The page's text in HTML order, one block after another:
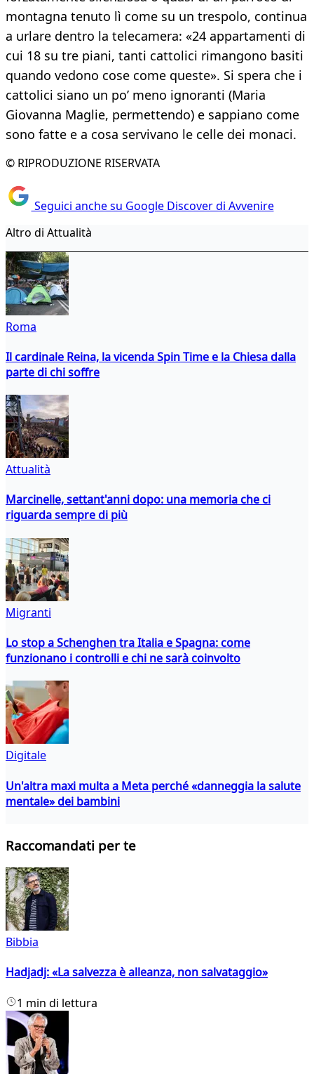
montagna tenuto lì come su un trespolo, continua
a urlare dentro la telecamera: «24 appartamenti di
cui 18 su tre piani, tanti cattolici rimangono basiti
quando vedono cose come queste». Si spera che i
cattolici siano un po’ meno ignoranti (Maria
Giovanna Maglie, permettendo) e sappiano come
sono fatte e a cosa servivano le celle dei monaci.
© RIPRODUZIONE RISERVATA
Seguici anche su Google Discover di Avvenire
Altro di Attualità
Roma
Il cardinale Reina, la vicenda Spin Time e la Chiesa dalla
parte di chi soffre
Attualità
Marcinelle, settant'anni dopo: una memoria che ci
riguarda sempre di più
Migranti
Lo stop a Schenghen tra Italia e Spagna: come
funzionano i controlli e chi ne sarà coinvolto
Digitale
Un'altra maxi multa a Meta perché «danneggia la salute
mentale» dei bambini
Raccomandati per te
Bibbia
Hadjadj: «La salvezza è alleanza, non salvataggio»
1 min di lettura